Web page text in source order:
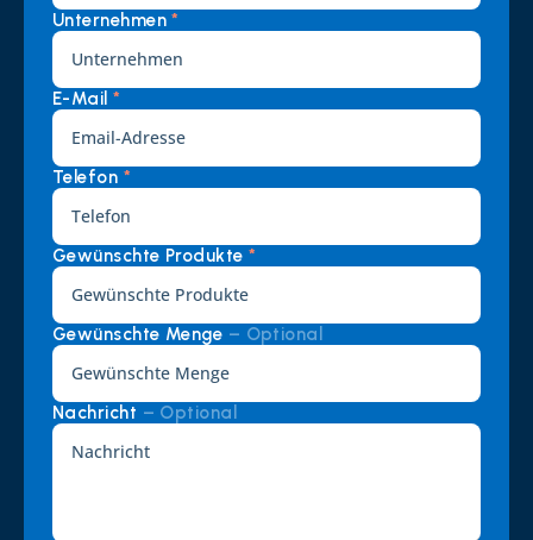
Unternehmen *
E-Mail *
Telefon *
Gewünschte Produkte *
Gewünschte Menge – Optional
Nachricht – Optional